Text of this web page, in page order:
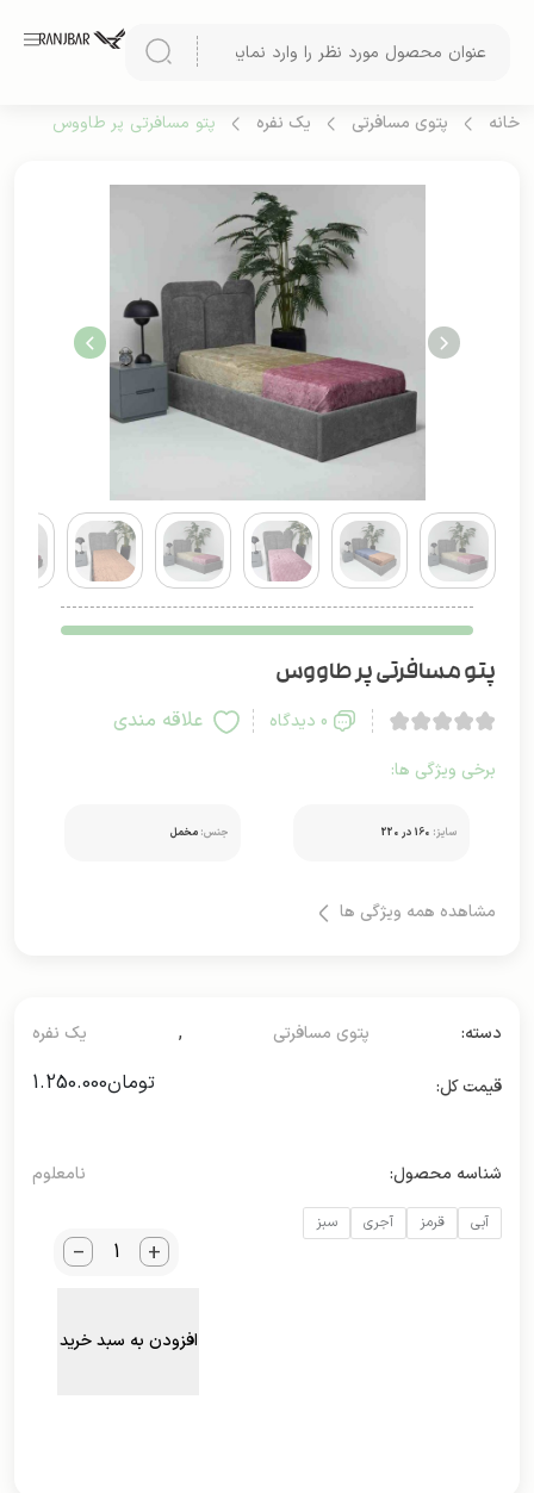
خانه پتوی مسافرتی یک نفره پتو مسافرتی پر طاووس
پتو مسافرتی پر طاووس
0 دیدگاه علاقه مندی
برخی ویژگی ها:
سایز: 160 در 220 جنس: مخمل
مشاهده همه ویژگی ها
تومان1.250.000
شناسه محصول: نامعلوم
دسته: پتوی مسافرتی , یک نفره
آبی قرمز آجری سبز
_ +
افزودن به سبد خرید